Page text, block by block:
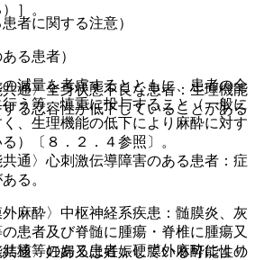
］。
減量を考慮するとともに、患者の全
う等、慎重に投与すること（一般に
、生理機能の低下により麻酔に対す
）〔８．２．４参照〕。
通〉妊婦又は妊娠している可能性の
者に関する注意）
る患者）
通〉全身状態不良な患者：生理機能
る忍容性が低下していることがある
通〉心刺激伝導障害のある患者：症
る。
麻酔〉中枢神経系疾患：髄膜炎、灰
患者及び脊髄に腫瘍・脊椎に腫瘍又
核等のある患者：硬膜外麻酔により